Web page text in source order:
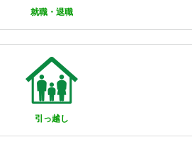
就職・退職
引っ越し